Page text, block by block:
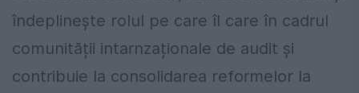
îndeplinește rolul pe care îl care în cadrul
comunității intarnzaționale de audit și
contribuie la consolidarea reformelor la